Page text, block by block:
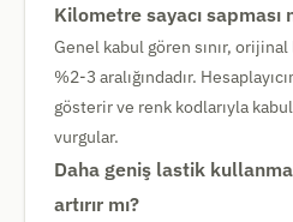
Kilometre sayacı sapması
Genel kabul gören sınır,
%2-3 aralığındadır.
gösterir ve renk kodlarıyla
vurgular.
Daha geniş lastik
artırır mı?